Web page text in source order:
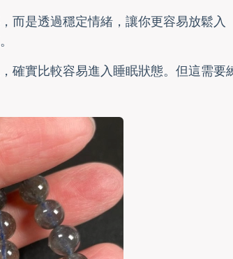
而是透過穩定情緒，讓你更容易放鬆入
確實比較容易進入睡眠狀態。但這需要